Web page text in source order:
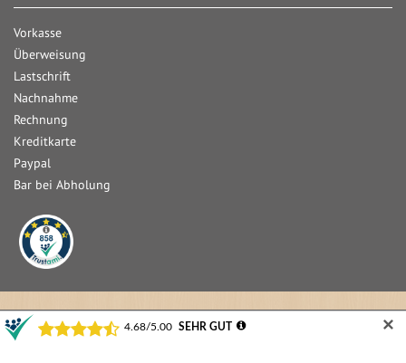
Vorkasse
Überweisung
Lastschrift
Nachnahme
Rechnung
Kreditkarte
Paypal
Bar bei Abholung
© 2025 Woodstore GmbH & Co. KG
✕